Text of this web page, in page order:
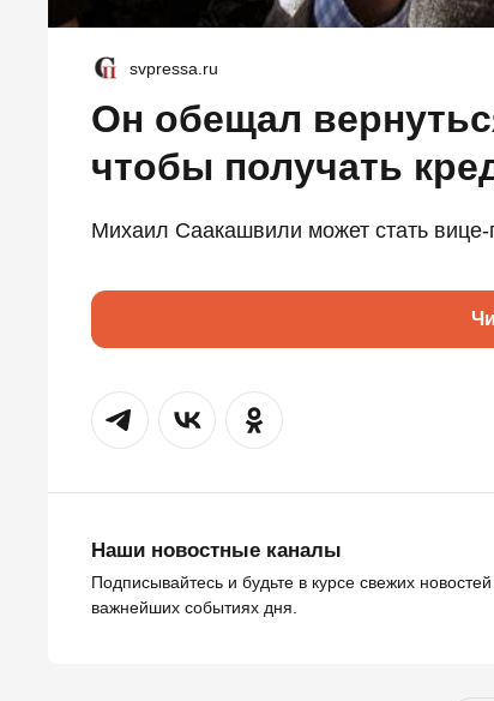
svpressa.ru
Он обещал
чтобы получать
Михаил Саакашвили может стать
Наши новостные каналы
Подписывайтесь и будьте в курсе свежих
важнейших событиях дня.